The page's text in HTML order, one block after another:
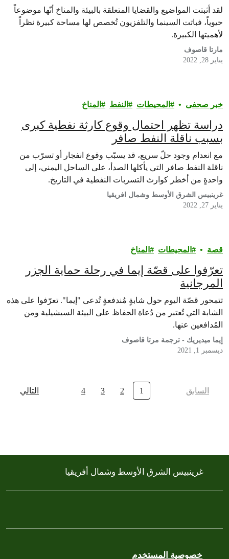
لقد أثبتت المواضيع والقضايا المتعلقة بالبيئة والمناخ أنّها موضوعاً
حيوياً، فباتت السينما والتلفزيون تُخصص لها مساحة كبيرة نظراً
لأهميتها الكبيرة.
مارتا قاصوف
يناير 28, 2022
خبر صحفى المحيطات النفط المناخ
دراسة تظهر احتمال وقوع كارثة نفطية كبرى
بسبب ناقلة النفط صافر
مع انعدام وجود حلّ سريع، قد يسبّب وقوع انفجار أو تسرّب من
ناقلة النفط صافر التي يأكلها الصدأ، على الساحل اليمني، إلى
واحدةٍ من أخطر كوارث التسربات النفطية في التاريخ.
غرينبيس الشرق الأوسط وشمال افريقيا
يناير 27, 2022
قصة المحيطات المناخ
تعرّفوا على قصّة إيما في رحلة حماية الجزر
المرجانية
تتمحور قصّة اليوم حول شابةٍ مُندفعةٍ تُدعى "إيما". تعرّفوا على هذه
الشابة التي تُعتبر من دُعاة الحفاظ على البيئة السيشيلية ومن
المُدافعين عنها.
إيما ميديريك - ترجمة مرتا قاصوف
ديسمبر 1, 2021
السابق 1
2
3
4 التالي
خصوصية المستخدم